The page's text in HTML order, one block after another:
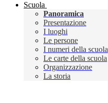
Scuola
Panoramica
Presentazione
I luoghi
Le persone
I numeri della scuola
Le carte della scuola
Organizzazione
La storia